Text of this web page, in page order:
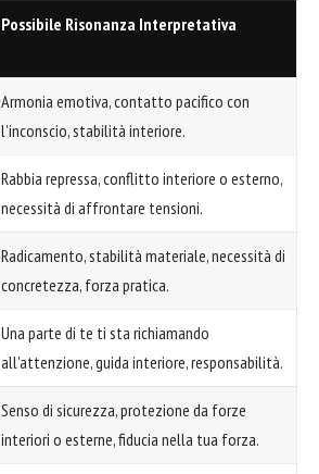
Possibile Risonanza Interpretativa
Armonia emotiva, contatto pacifico con
l'inconscio, stabilità interiore.
Rabbia repressa, conflitto interiore o esterno,
necessità di affrontare tensioni.
Radicamento, stabilità materiale, necessità di
concretezza, forza pratica.
Una parte di te ti sta richiamando
all'attenzione, guida interiore, responsabilità.
Senso di sicurezza, protezione da forze
interiori o esterne, fiducia nella tua forza.